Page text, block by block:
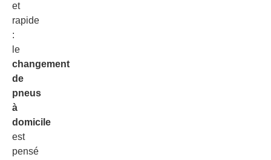
et
rapide
:
le
changement
de
pneus
à
domicile
est
pensé